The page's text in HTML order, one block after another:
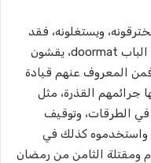
ويستغلونه، فقد
كانوا يستخدمونه مثل الفَرْشَة عند عتبة الباب doormat، يقشون
فمن المعروف عنهم قيادة
جرائمهم القذرة، مثل
في الطرقات، وتوقيف
واستخدموه كذلك في
ومقتلة الثامن من رمضان